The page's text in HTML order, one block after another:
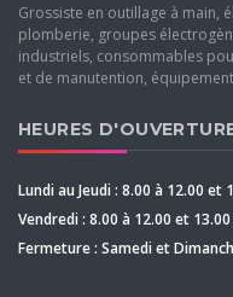
Grossiste en outillage à main,
plomberie, groupes
industriels, consommables
et de manutention,
HEURES
Lundi au Jeudi : 8.00 à 12.00 et
Vendredi : 8.00 à 12.00 et
Fermeture : Samedi et